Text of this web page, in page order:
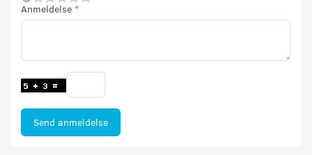
Anmeldelse
Send anmeldelse